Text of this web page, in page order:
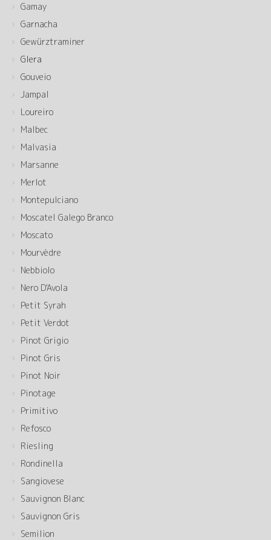
Gamay
Garnacha
Gewürztraminer
Glera
Gouveio
Jampal
Loureiro
Malbec
Malvasia
Marsanne
Merlot
Montepulciano
Moscatel Galego Branco
Moscato
Mourvèdre
Nebbiolo
Nero D'Avola
Petit Syrah
Petit Verdot
Pinot Grigio
Pinot Gris
Pinot Noir
Pinotage
Primitivo
Refosco
Riesling
Rondinella
Sangiovese
Sauvignon Blanc
Sauvignon Gris
Semilion